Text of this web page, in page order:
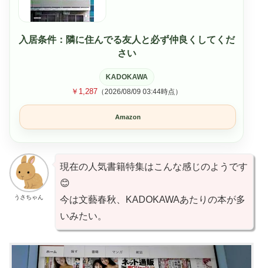
入居条件：隣に住んでる友人と必ず仲良くしてくだ
さい
KADOKAWA
￥1,287 （2026/08/09 03:44時点）
Amazon
うさちゃん
現在の人気書籍特集はこんな感じのようです
😊
今は文藝春秋、KADOKAWAあたりの本が多
いみたい。